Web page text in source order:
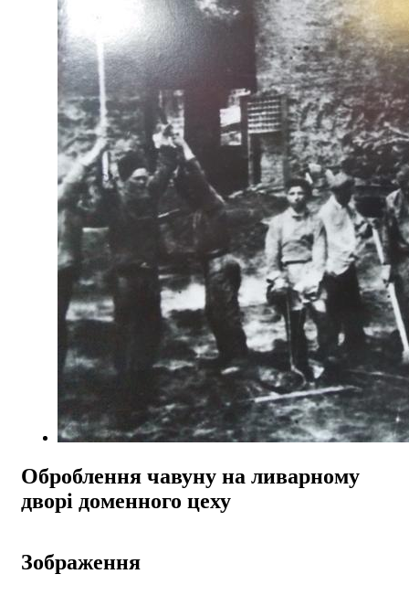
Оброблення чавуну на ливарному
дворі доменного цеху
Зображення